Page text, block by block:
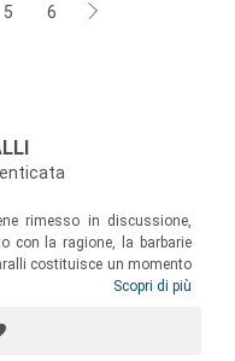
5 6
rimesso in discussione,
con la ragione, la barbarie
costituisce un momento
disinteressato come il suo
stesso tempo la grandezza
contro il nazifascismo
Scopri di più